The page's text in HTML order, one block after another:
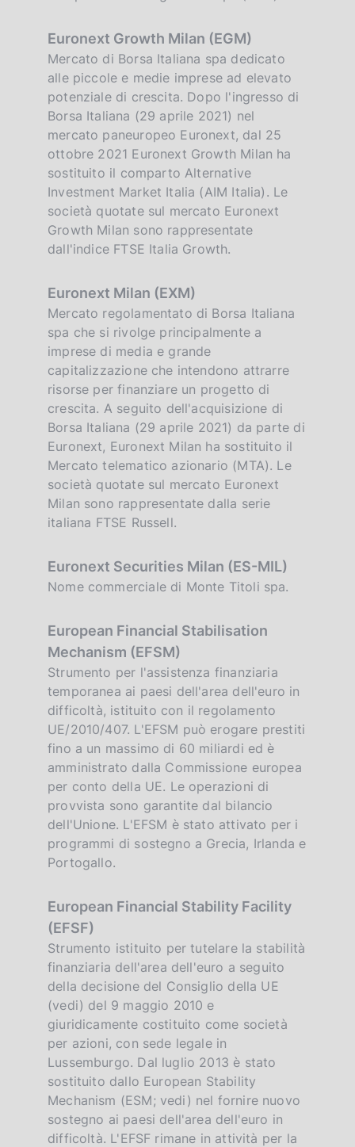
Euronext Growth Milan (EGM)
Mercato di Borsa Italiana spa dedicato
alle piccole e medie imprese ad elevato
potenziale di crescita. Dopo l'ingresso di
Borsa Italiana (29 aprile 2021) nel
mercato paneuropeo Euronext, dal 25
ottobre 2021 Euronext Growth Milan ha
sostituito il comparto Alternative
Investment Market Italia (AIM Italia). Le
società quotate sul mercato Euronext
Growth Milan sono rappresentate
dall'indice FTSE Italia Growth.
Euronext Milan (EXM)
Mercato regolamentato di Borsa Italiana
spa che si rivolge principalmente a
imprese di media e grande
capitalizzazione che intendono attrarre
risorse per finanziare un progetto di
crescita. A seguito dell'acquisizione di
Borsa Italiana (29 aprile 2021) da parte di
Euronext, Euronext Milan ha sostituito il
Mercato telematico azionario (MTA). Le
società quotate sul mercato Euronext
Milan sono rappresentate dalla serie
italiana FTSE Russell.
Euronext Securities Milan (ES-MIL)
Nome commerciale di Monte Titoli spa.
European Financial Stabilisation
Mechanism (EFSM)
Strumento per l'assistenza finanziaria
temporanea ai paesi dell'area dell'euro in
difficoltà, istituito con il regolamento
UE/2010/407. L'EFSM può erogare prestiti
fino a un massimo di 60 miliardi ed è
amministrato dalla Commissione europea
per conto della UE. Le operazioni di
provvista sono garantite dal bilancio
dell'Unione. L'EFSM è stato attivato per i
programmi di sostegno a Grecia, Irlanda e
Portogallo.
European Financial Stability Facility
(EFSF)
Strumento istituito per tutelare la stabilità
finanziaria dell'area dell'euro a seguito
della decisione del Consiglio della UE
(vedi) del 9 maggio 2010 e
giuridicamente costituito come società
per azioni, con sede legale in
Lussemburgo. Dal luglio 2013 è stato
sostituito dallo European Stability
Mechanism (ESM; vedi) nel fornire nuovo
sostegno ai paesi dell'area dell'euro in
difficoltà. L'EFSF rimane in attività per la